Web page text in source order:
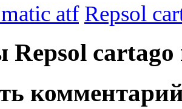
atf Repsol
cartago